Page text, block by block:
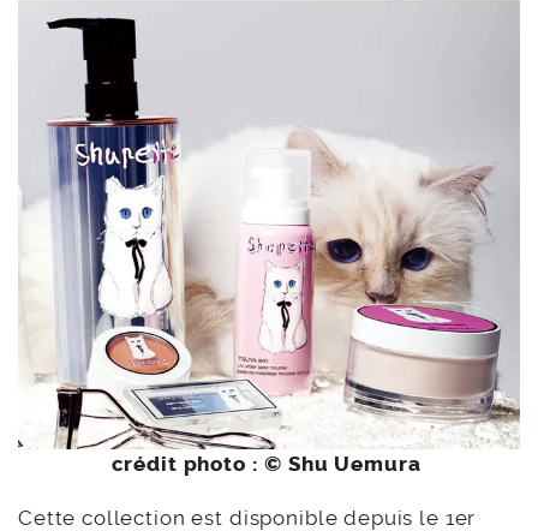
crédit photo : © Shu Uemura
Cette collection est disponible depuis le 1er